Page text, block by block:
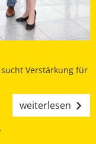
Verstärkung für
weiterlesen